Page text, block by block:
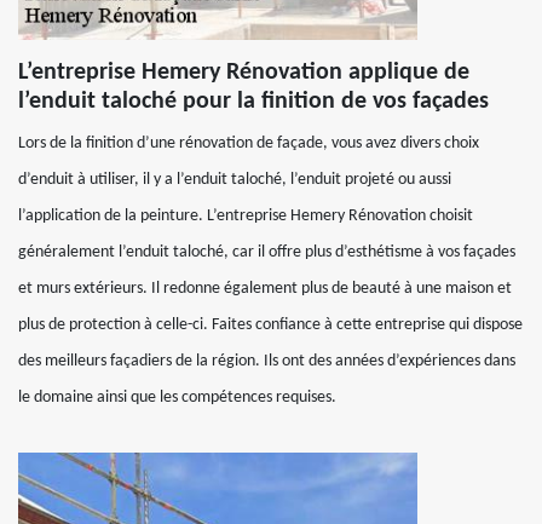
L’entreprise Hemery Rénovation applique de
l’enduit taloché pour la finition de vos façades
Lors de la finition d’une rénovation de façade, vous avez divers choix
d’enduit à utiliser, il y a l’enduit taloché, l’enduit projeté ou aussi
l’application de la peinture. L’entreprise Hemery Rénovation choisit
généralement l’enduit taloché, car il offre plus d’esthétisme à vos façades
et murs extérieurs. Il redonne également plus de beauté à une maison et
plus de protection à celle-ci. Faites confiance à cette entreprise qui dispose
des meilleurs façadiers de la région. Ils ont des années d’expériences dans
le domaine ainsi que les compétences requises.